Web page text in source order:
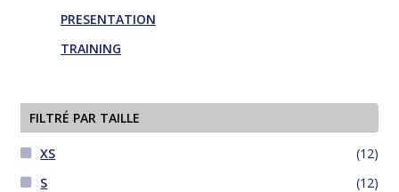
PRESENTATION
TRAINING
FILTRÉ PAR TAILLE
XS
(12)
S
(12)